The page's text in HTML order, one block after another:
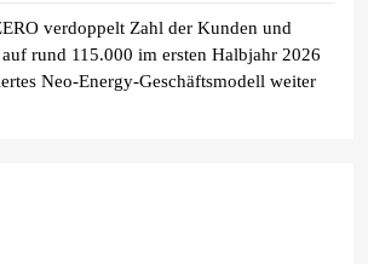
verdoppelt Zahl der Kunden und
rund 115.000 im ersten Halbjahr 2026
Neo-Energy-Geschäftsmodell weiter